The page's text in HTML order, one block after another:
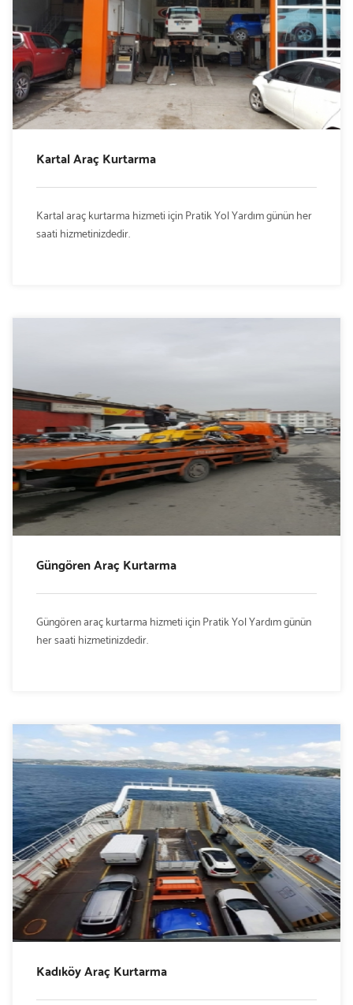
Kartal Araç Kurtarma
Kartal araç kurtarma hizmeti için Pratik Yol Yardım günün her
saati hizmetinizdedir.
Güngören Araç Kurtarma
Güngören araç kurtarma hizmeti için Pratik Yol Yardım günün
her saati hizmetinizdedir.
Kadıköy Araç Kurtarma